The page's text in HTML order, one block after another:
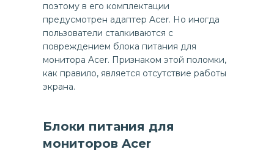
поэтому в его комплектации
предусмотрен адаптер Acer. Но иногда
пользователи сталкиваются с
повреждением блока питания для
монитора Acer. Признаком этой поломки,
как правило, является отсутствие работы
экрана.
Блоки питания для
мониторов Acer